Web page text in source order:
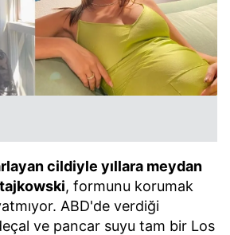
cildiyle yıllara meydan
, formunu korumak
ABD'de verdiği
ve pancar suyu tam bir Los